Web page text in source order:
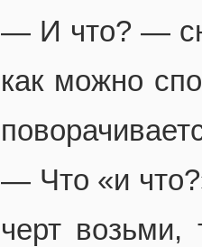
— И что? —
как можно
— Что «и
черт возьми,